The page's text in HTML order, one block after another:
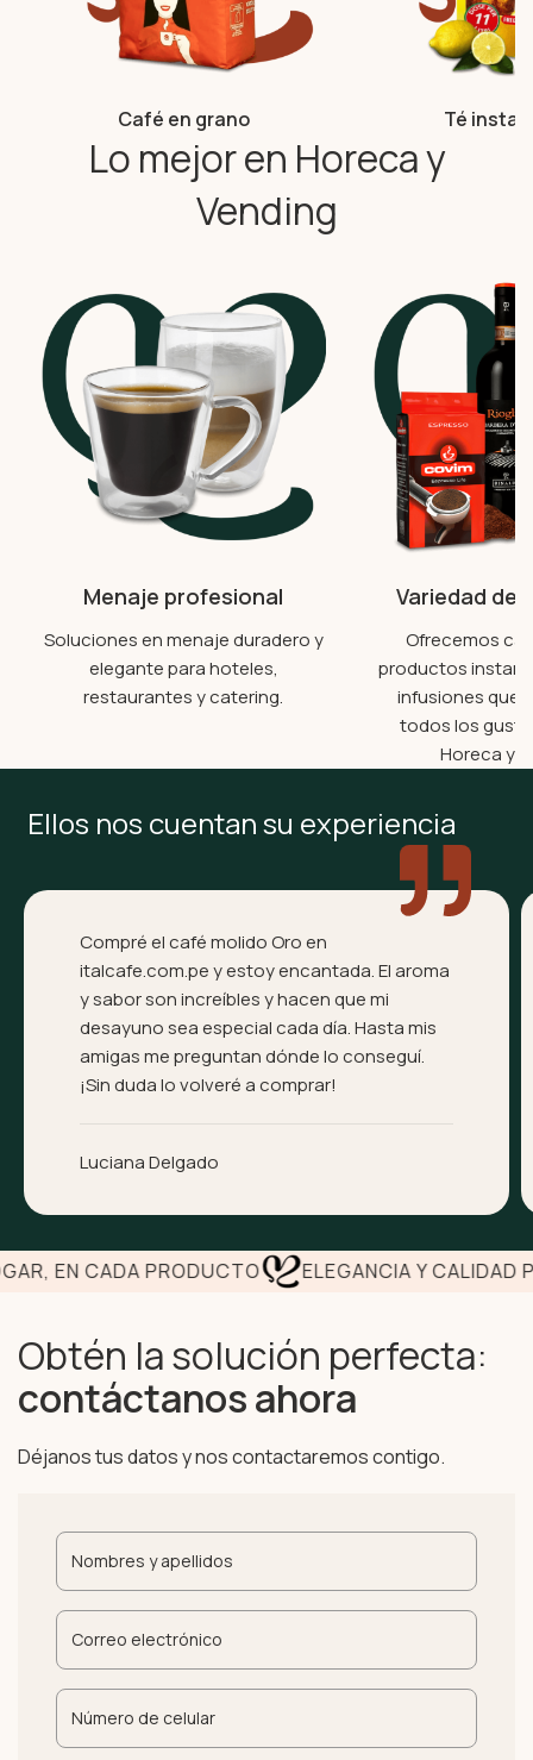
Café en grano Té
Lo mejor en Horeca y
Vending
Menaje profesional
Soluciones en menaje duradero y
elegante para hoteles,
restaurantes y catering.
Variedad de
Ofrecemos
productos
infusiones que
todos los
Horeca y
Ellos nos cuentan su experiencia
Compré el café molido Oro en
italcafe.com.pe y estoy encantada. El aroma
y sabor son increíbles y hacen que mi
desayuno sea especial cada día. Hasta mis
amigas me preguntan dónde lo conseguí.
¡Sin duda lo volveré a comprar!
Luciana Delgado
EN CADA PRODUCTO ELEGANCIA Y CALIDAD
Obtén la solución perfecta:
contáctanos ahora
Déjanos tus datos y nos contactaremos contigo.